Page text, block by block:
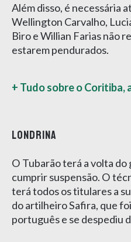
Além disso, é necessária
Wellington Carvalho,
Biro e Willian Farias não
estarem pendurados.
+ Tudo sobre o Coritiba,
LONDRINA
O Tubarão terá a volta
cumprir suspensão. O
terá todos os titulares a
do artilheiro Safira, que
português e se despediu